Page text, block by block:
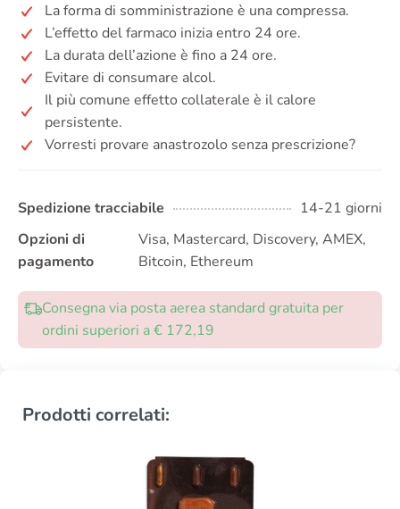
La forma di somministrazione è una compressa.
L’effetto del farmaco inizia entro 24 ore.
La durata dell’azione è fino a 24 ore.
Evitare di consumare alcol.
Il più comune effetto collaterale è il calore
persistente.
Vorresti provare anastrozolo senza prescrizione?
Spedizione tracciabile
14-21 giorni
Opzioni di
pagamento
Visa, Mastercard, Discovery, AMEX,
Bitcoin, Ethereum
Consegna via posta aerea standard gratuita per
ordini superiori a € 172,19
Prodotti correlati: